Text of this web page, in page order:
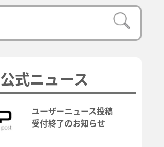
公式ニュース
ユーザーニュース投稿
受付終了のお知らせ